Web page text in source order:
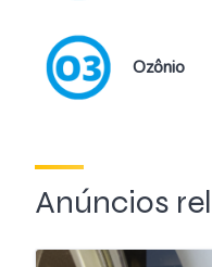
Ozônio
Anúncios